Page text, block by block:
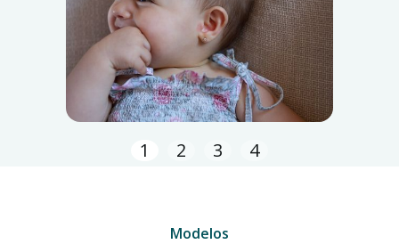
1 2 3 4
Modelos